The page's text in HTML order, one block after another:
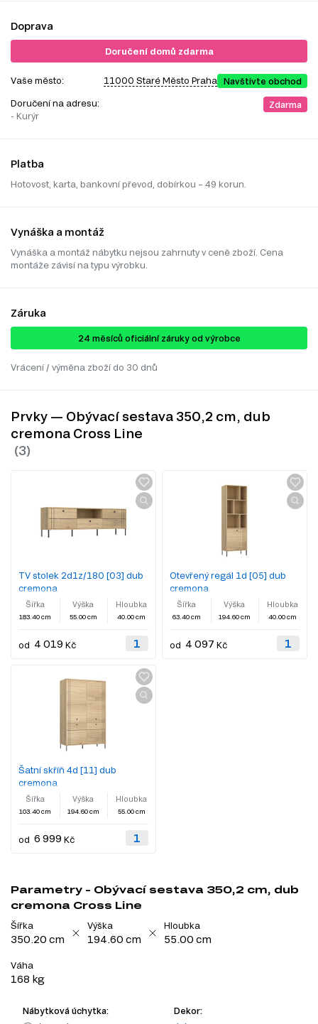
Doprava
Doručení domů zdarma
Vaše město: 11000 Staré Město Praha Navštivte obchod
Doručení na adresu:
- Kurýr
Zdarma
Platba
Hotovost, karta, bankovní převod, dobírkou – 49 korun.
Vynáška a montáž
Vynáška a montáž nábytku nejsou zahrnuty v ceně zboží. Cena
montáže závisí na typu výrobku.
Záruka
24 ​​​​měsíců oficiální záruky od výrobce
Vrácení / výměna zboží do 30 dnů
Prvky — Obývací sestava 350,2 cm, dub
cremona Cross Line
TV stolek 2d1z/180 [03] dub
cremona
Šířka
183.40 cm
Výška
55.00 cm
Hloubka
40.00 cm
od 4 019 Kč
Otevřený regál 1d [05] dub
cremona
Šířka
63.40 cm
Výška
194.60 cm
Hloubka
40.00 cm
od 4 097 Kč
Šatní skříň 4d [11] dub
cremona
Šířka
103.40 cm
Výška
194.60 cm
Hloubka
55.00 cm
od 6 999 Kč
Parametry - Obývací sestava 350,2 cm, dub
cremona Cross Line
Šířka
350.20 cm
Výška
194.60 cm
Hloubka
55.00 cm
Váha
168 kg
Nábytková úchytka:
Dekor: